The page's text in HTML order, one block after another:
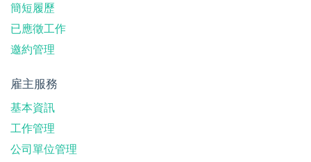
簡短履歷
已應徵工作
邀約管理
雇主服務
基本資訊
工作管理
公司單位管理